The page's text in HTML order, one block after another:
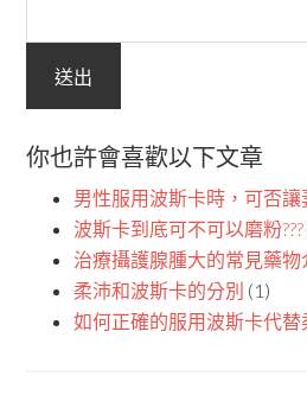
你也許會喜歡以下文章
男性服用波斯卡時，可否讓
波斯卡到底可不可以磨粉???
治療攝護腺腫大的常見藥物
柔沛和波斯卡的分別 (1)
如何正確的服用波斯卡代替